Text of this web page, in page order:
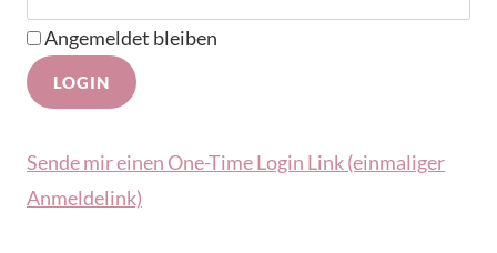
Angemeldet bleiben
Sende mir einen One-Time Login Link (einmaliger
Anmeldelink)